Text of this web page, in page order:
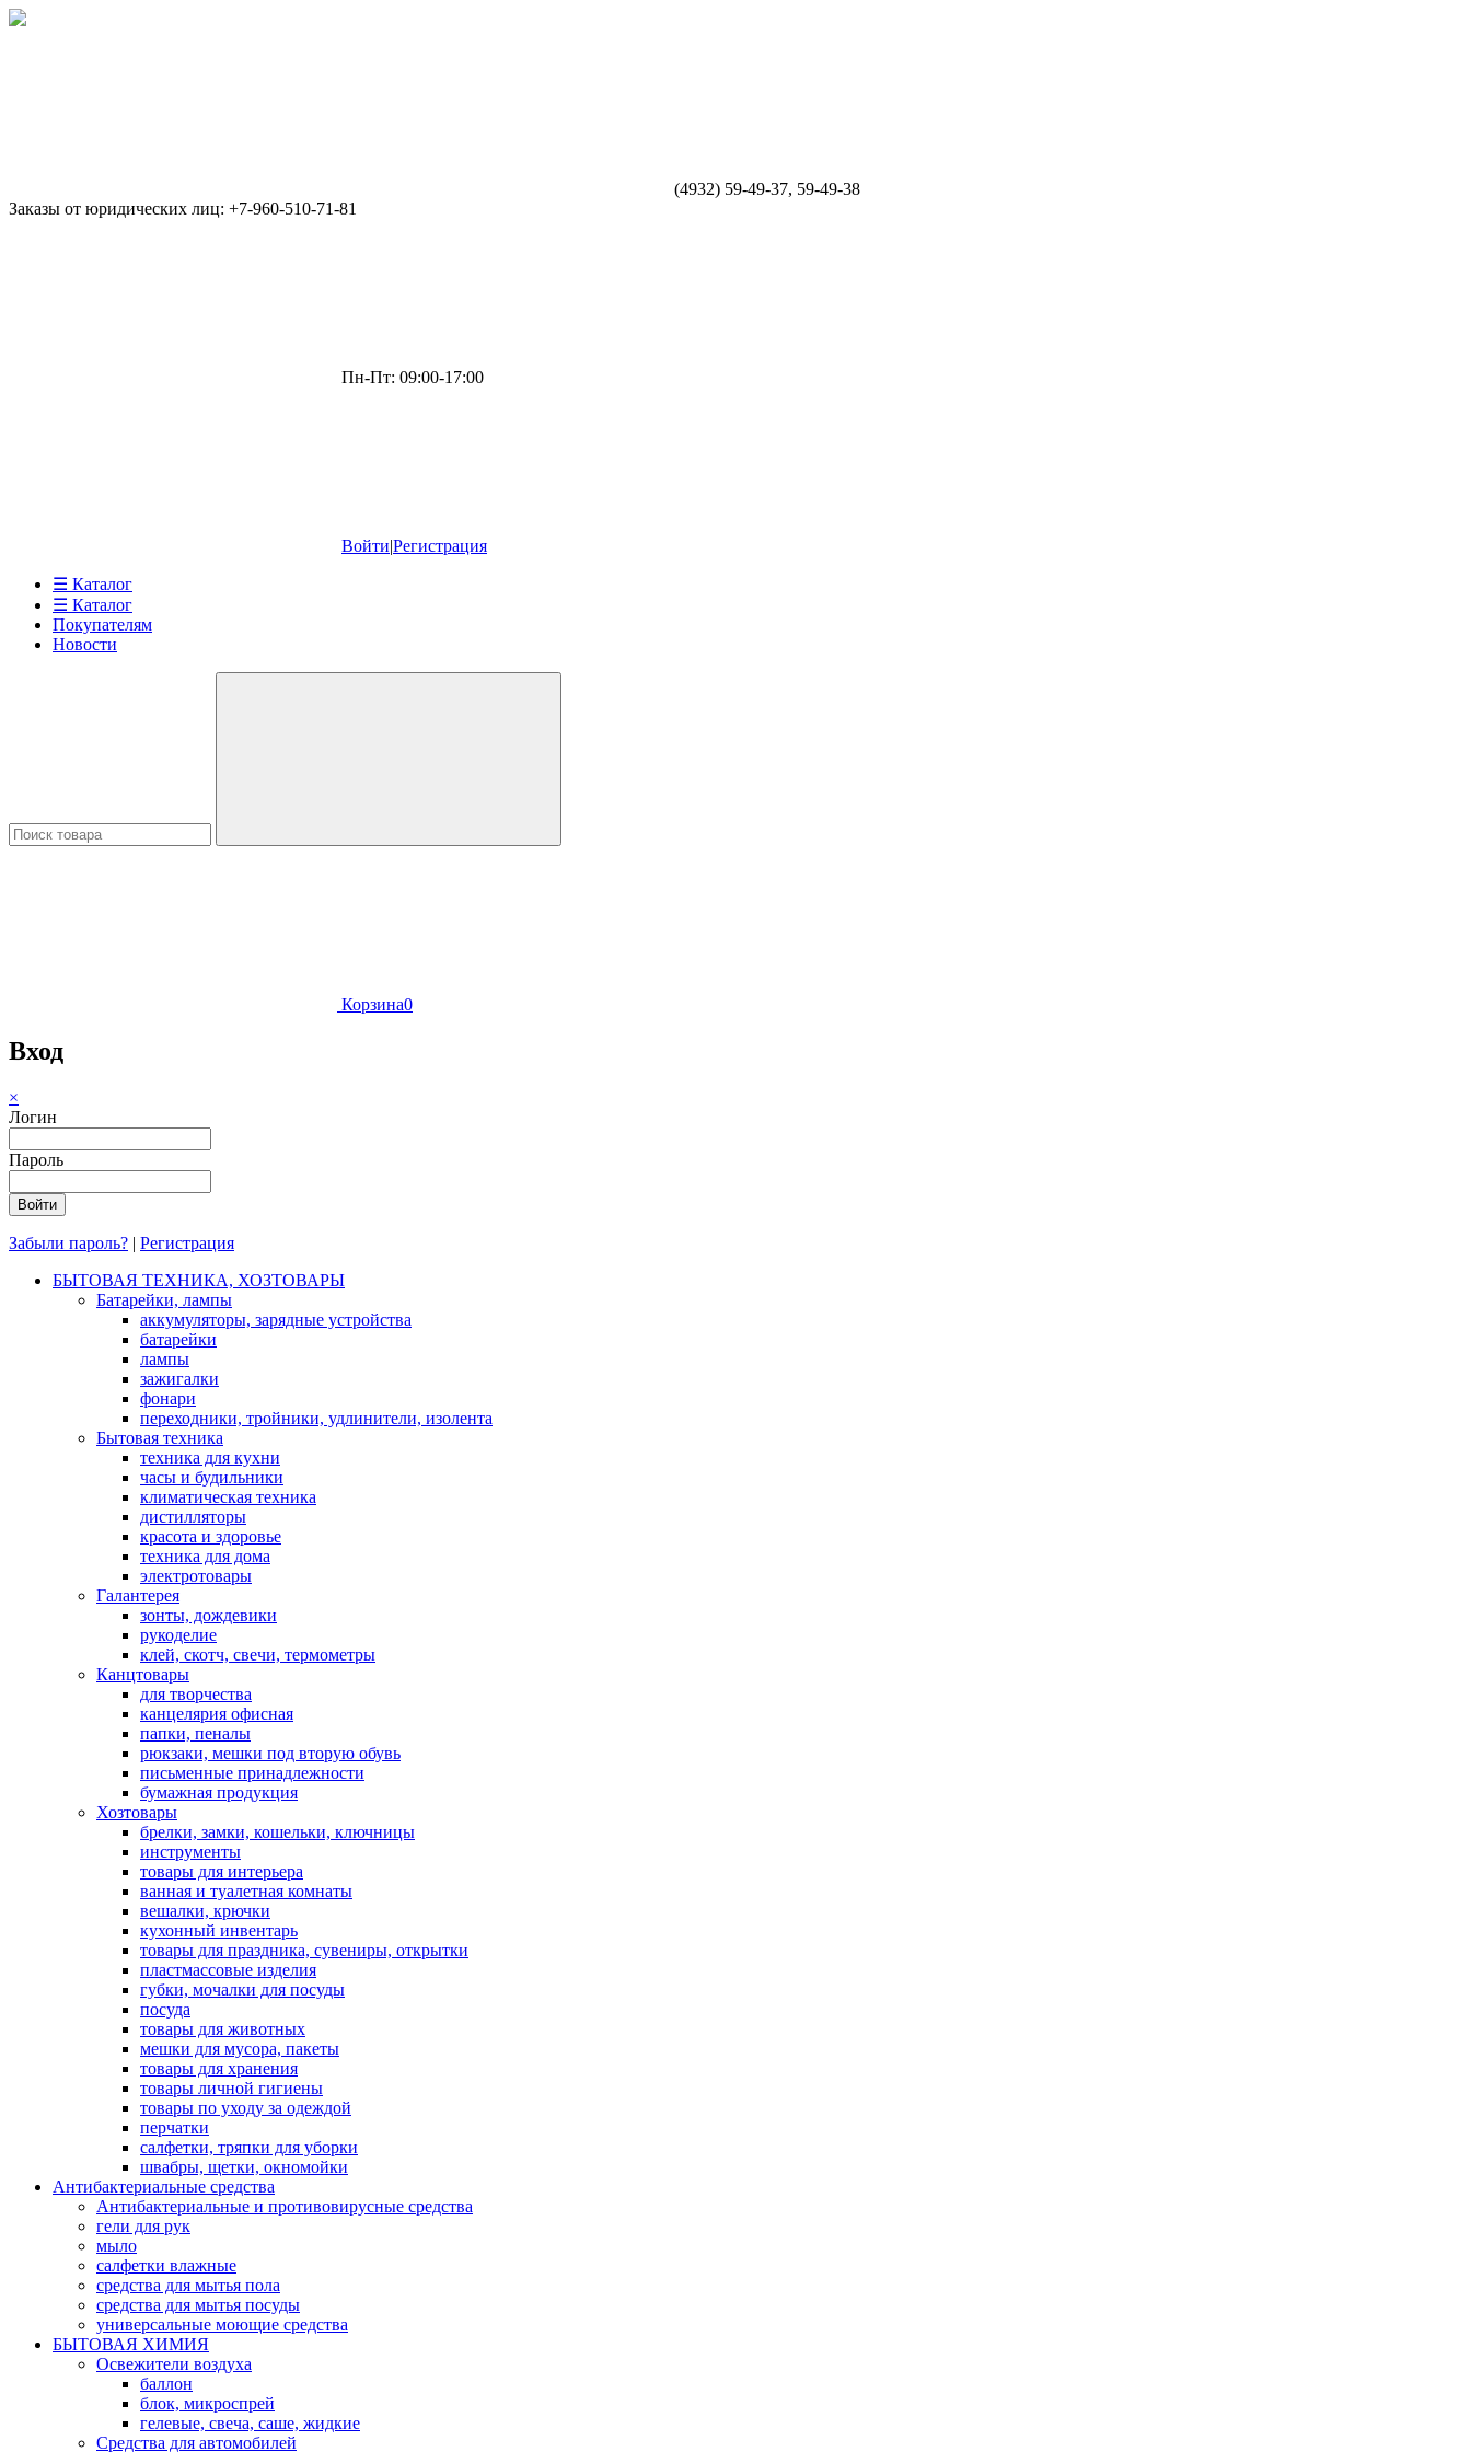
(4932) 59-49-37, 59-49-38
Заказы от юридических лиц: +7-960-510-71-81
Пн-Пт: 09:00-17:00
Войти|Регистрация
☰ Каталог
☰ Каталог
Покупателям
Новости
Корзина0
Вход
×
Логин
Пароль
Забыли пароль? | Регистрация
БЫТОВАЯ ТЕХНИКА, ХОЗТОВАРЫ
Батарейки, лампы
аккумуляторы, зарядные устройства
батарейки
лампы
зажигалки
фонари
переходники, тройники, удлинители, изолента
Бытовая техника
техника для кухни
часы и будильники
климатическая техника
дистилляторы
красота и здоровье
техника для дома
электротовары
Галантерея
зонты, дождевики
рукоделие
клей, скотч, свечи, термометры
Канцтовары
для творчества
канцелярия офисная
папки, пеналы
рюкзаки, мешки под вторую обувь
письменные принадлежности
бумажная продукция
Хозтовары
брелки, замки, кошельки, ключницы
инструменты
товары для интерьера
ванная и туалетная комнаты
вешалки, крючки
кухонный инвентарь
товары для праздника, сувениры, открытки
пластмассовые изделия
губки, мочалки для посуды
посуда
товары для животных
мешки для мусора, пакеты
товары для хранения
товары личной гигиены
товары по уходу за одеждой
перчатки
салфетки, тряпки для уборки
швабры, щетки, окномойки
Антибактериальные средства
Антибактериальные и противовирусные средства
гели для рук
мыло
салфетки влажные
средства для мытья пола
средства для мытья посуды
универсальные моющие средства
БЫТОВАЯ ХИМИЯ
Освежители воздуха
баллон
блок, микроспрей
гелевые, свеча, саше, жидкие
Средства для автомобилей